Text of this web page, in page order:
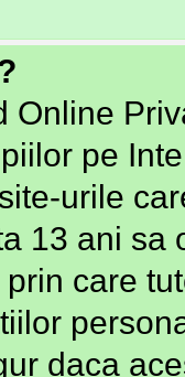
Online
pe
urile
13 ani sa
care
daca